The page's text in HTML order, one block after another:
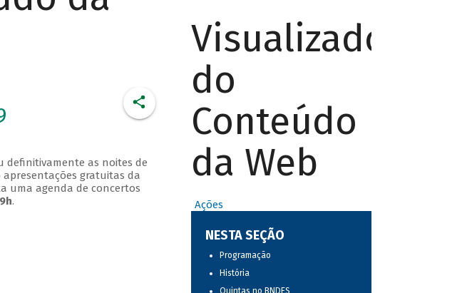
definitivamente as noites de
gratuitas da
uma agenda de concertos
.
Visualizador
do
Conteúdo
da Web
Ações
NESTA SEÇÃO
Programação
História